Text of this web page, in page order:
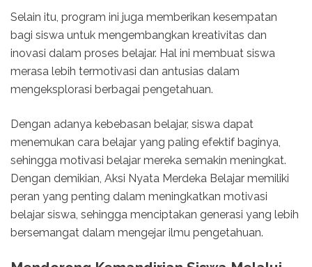
Selain itu, program ini juga memberikan kesempatan
bagi siswa untuk mengembangkan kreativitas dan
inovasi dalam proses belajar. Hal ini membuat siswa
merasa lebih termotivasi dan antusias dalam
mengeksplorasi berbagai pengetahuan.
Dengan adanya kebebasan belajar, siswa dapat
menemukan cara belajar yang paling efektif baginya,
sehingga motivasi belajar mereka semakin meningkat.
Dengan demikian, Aksi Nyata Merdeka Belajar memiliki
peran yang penting dalam meningkatkan motivasi
belajar siswa, sehingga menciptakan generasi yang lebih
bersemangat dalam mengejar ilmu pengetahuan.